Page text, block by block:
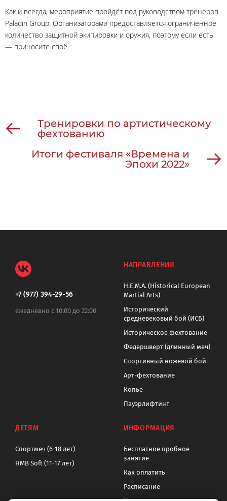
Как и всегда, мероприятие пройдёт под руководством тренеров
Paladin Group. Организаторами предоставляется ограниченное
количество защитной экипировки и оружия, поэтому если есть
— приносите своё.
Тренировки по артистическому
фехтованию
Итоги фестиваля «Времена и
Эпохи 2022»
+7 (977) 394-29-56
ежедневно с 10:00 до 22:00
НАПРАВЛЕНИЯ
H.E.M.A. (Historical European
Martial Arts)
Исторический
средневековый бой (ИСБ)
Историческое фехтование
Федершверт (длинный меч)
Спортивный ножевой бой
Арт-фехтование
Копьё
Пауэрлифтинг
ДЕТЯМ
Спортмеч (6-18 лет)
HMB Soft (11-17 лет)
ИНФОРМАЦИЯ
Бесплатное пробное
занятие
Как оплатить
Расписание